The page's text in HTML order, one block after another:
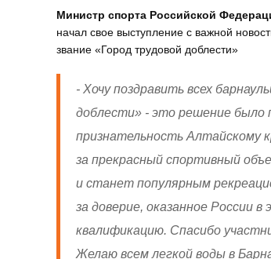
Министр спорта Российской
начал свое выступление с важной
звание «Город трудовой доблести»
- Хочу поздравить всех
доблести» - это решение было
признательность Алтайскому
за прекрасный спортивный
и станет популярным
за доверие, оказанное России
квалификацию. Спасибо
Желаю всем легкой воды в